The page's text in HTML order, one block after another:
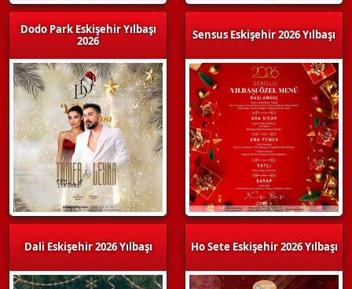
Dodo Park Eskişehir Yılbaşı
2026
Dali Eskişehir 2026 Yılbaşı
Sensus Eskişehir 2026 Yılbaşı
Ho Sete Eskişehir 2026 Yılbaşı